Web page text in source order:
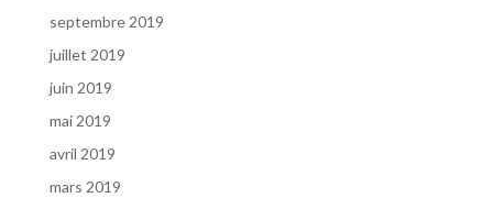
septembre 2019
juillet 2019
juin 2019
mai 2019
avril 2019
mars 2019